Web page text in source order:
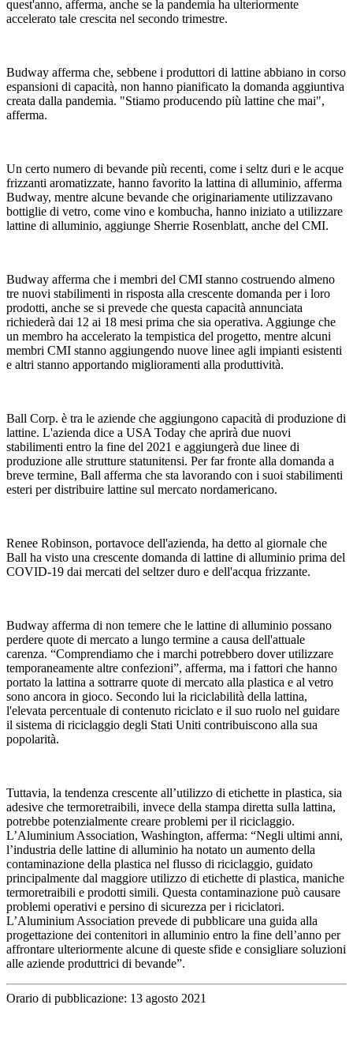
quest'anno, afferma, anche se la pandemia ha ulteriormente
accelerato tale crescita nel secondo trimestre.
Budway afferma che, sebbene i produttori di lattine abbiano in corso
espansioni di capacità, non hanno pianificato la domanda aggiuntiva
creata dalla pandemia. "Stiamo producendo più lattine che mai",
afferma.
Un certo numero di bevande più recenti, come i seltz duri e le acque
frizzanti aromatizzate, hanno favorito la lattina di alluminio, afferma
Budway, mentre alcune bevande che originariamente utilizzavano
bottiglie di vetro, come vino e kombucha, hanno iniziato a utilizzare
lattine di alluminio, aggiunge Sherrie Rosenblatt, anche del CMI.
Budway afferma che i membri del CMI stanno costruendo almeno
tre nuovi stabilimenti in risposta alla crescente domanda per i loro
prodotti, anche se si prevede che questa capacità annunciata
richiederà dai 12 ai 18 mesi prima che sia operativa. Aggiunge che
un membro ha accelerato la tempistica del progetto, mentre alcuni
membri CMI stanno aggiungendo nuove linee agli impianti esistenti
e altri stanno apportando miglioramenti alla produttività.
Ball Corp. è tra le aziende che aggiungono capacità di produzione di
lattine. L'azienda dice a USA Today che aprirà due nuovi
stabilimenti entro la fine del 2021 e aggiungerà due linee di
produzione alle strutture statunitensi. Per far fronte alla domanda a
breve termine, Ball afferma che sta lavorando con i suoi stabilimenti
esteri per distribuire lattine sul mercato nordamericano.
Renee Robinson, portavoce dell'azienda, ha detto al giornale che
Ball ha visto una crescente domanda di lattine di alluminio prima del
COVID-19 dai mercati del seltzer duro e dell'acqua frizzante.
Budway afferma di non temere che le lattine di alluminio possano
perdere quote di mercato a lungo termine a causa dell'attuale
carenza. “Comprendiamo che i marchi potrebbero dover utilizzare
temporaneamente altre confezioni”, afferma, ma i fattori che hanno
portato la lattina a sottrarre quote di mercato alla plastica e al vetro
sono ancora in gioco. Secondo lui la riciclabilità della lattina,
l'elevata percentuale di contenuto riciclato e il suo ruolo nel guidare
il sistema di riciclaggio degli Stati Uniti contribuiscono alla sua
popolarità.
Tuttavia, la tendenza crescente all’utilizzo di etichette in plastica, sia
adesive che termoretraibili, invece della stampa diretta sulla lattina,
potrebbe potenzialmente creare problemi per il riciclaggio.
L’Aluminium Association, Washington, afferma: “Negli ultimi anni,
l’industria delle lattine di alluminio ha notato un aumento della
contaminazione della plastica nel flusso di riciclaggio, guidato
principalmente dal maggiore utilizzo di etichette di plastica, maniche
termoretraibili e prodotti simili. Questa contaminazione può causare
problemi operativi e persino di sicurezza per i riciclatori.
L’Aluminium Association prevede di pubblicare una guida alla
progettazione dei contenitori in alluminio entro la fine dell’anno per
affrontare ulteriormente alcune di queste sfide e consigliare soluzioni
alle aziende produttrici di bevande”.
Orario di pubblicazione: 13 agosto 2021